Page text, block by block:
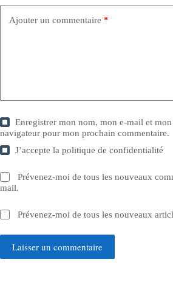
Ajouter un commentaire *
Enregistrer mon nom, mon e-mail et mon
navigateur pour mon prochain commentaire.
J’accepte lapolitique de confidentialité
Prévenez-moi de tous les nouveaux
mail.
Prévenez-moi de tous les nouveaux
Laisser un commentaire